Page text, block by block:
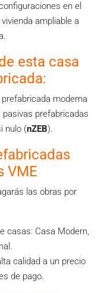
en el
ampliable a
esta casa
prefabricada moderna
prefabricadas
nulo (nZEB).
VME
las obras por
casas: Casa Modern,
calidad a un precio
de pago.